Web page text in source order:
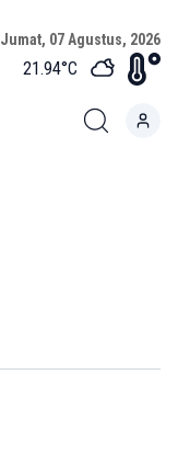
Jumat, 07 Agustus, 2026
21.94°C